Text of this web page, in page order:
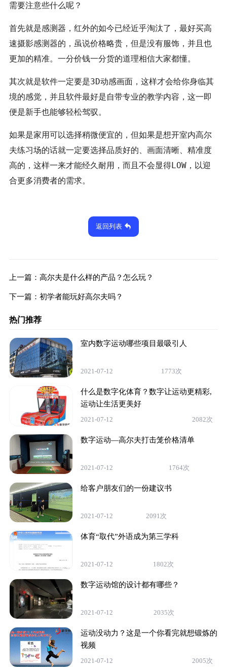
需要注意些什么呢？
首先就是感测器，红外的如今已经近乎淘汰了，最好买高
速摄影感测器的，虽说价格略贵，但是没有服饰，并且也
更加的精准。一分价钱一分货的道理相信大家都懂。
其次就是软件一定要是3D动感画面，这样才会给你身临其
境的感觉，并且软件最好是自带专业的教学内容，这一即
便是新手也能够轻松驾驭。
如果是家用可以选择稍微便宜的，但如果是想开室内高尔
夫练习场的话就一定要选择品质好的、画面清晰、精准度
高的，这样一来才能经久耐用，而且不会显得LOW，以迎
合更多消费者的需求。
返回列表
上一篇： 高尔夫是什么样的产品？怎么玩？
下一篇： 初学者能玩好高尔夫吗？
热门推荐
室内数字运动哪些项目最吸引人
2021-07-12 1773次
什么是数字化体育？数字让运动更精彩,
运动让生活更美好
2021-07-12 2082次
数字运动—高尔夫打击笼价格清单
2021-07-12 1764次
给客户朋友们的一份建议书
2021-07-12 2091次
体育“取代”外语成为第三学科
2021-07-12 1802次
数字运动馆的设计都有哪些？
2021-07-12 2035次
运动没动力？这是一个你看完就想锻炼的
视频
2021-07-12 2005次